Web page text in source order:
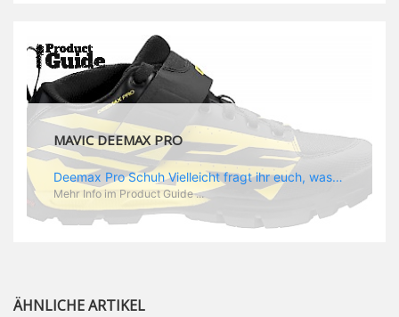
MAVIC DEEMAX PRO
Deemax Pro Schuh Vielleicht fragt ihr euch, was ein Schuh mit Deemax zu tun hat? Nun, hier spielt vor allem der Einsatzzweck eine Rolle: Deemax steht für Gravity pur und dafür ist auch der neue Schuh gedacht, der vor allem den Ideen von Downhill Legende Fabien Barel entspricht. Der Schuh soll ganz der Deemax Philosophie entsprechen: kompromisslose Funktion, effizient und hoher Komfort standen auf der Wunschliste von Fabien. Und das kam dabei heraus: - die neue „Energy Grip AM“ Sohle bietet maximale Stabilität und optimalen Grip auf dem Pedal. - die „Ergo Fit“ Innensohle soll super hohen Komfort bieten und optimal sitzen und zwar den ganzen Tag lang. - eine 3D-Mesch-Konstruktion soll den Fuß belüften und sowohl bei Sonne also auch unter kühlen Bedingungen für optimales Fußklima sorgen - die Assymetrische Konstruktion mit höherem Seitenteil innen soll den Knöchel optimal schützen - extra Schutz für die Zehen und die Fersen
Mehr Info im Product Guide ...
ÄHNLICHE ARTIKEL